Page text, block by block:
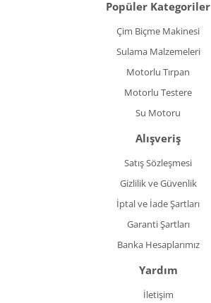
Popüler Kategoriler
Çim Biçme Makinesi
Sulama Malzemeleri
Motorlu Tırpan
Motorlu Testere
Su Motoru
Alışveriş
Satış Sözleşmesi
Gizlilik ve Güvenlik
İptal ve İade Şartları
Garanti Şartları
Banka Hesaplarımız
Yardım
İletişim